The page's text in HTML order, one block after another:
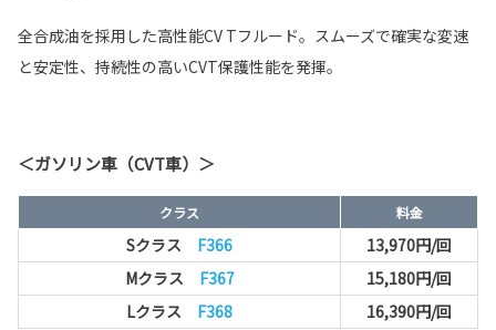
全合成油を採用した高性能CV Tフルード。スムーズで確実な変速
と安定性、持続性の高いCVT保護性能を発揮。
＜ガソリン車（CVT車）＞
クラス 料金
Sクラス F366
13,970円/回
Mクラス F367
15,180円/回
Lクラス F368 16,390円/回